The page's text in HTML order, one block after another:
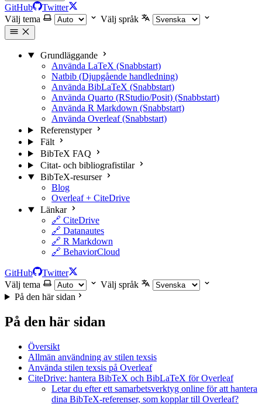
GitHub
Twitter
Välj tema
Välj språk
Grundläggande
Använda LaTeX (Snabbstart)
Natbib (Djupgående handledning)
Använda BibLaTeX (Snabbstart)
Använda Quarto (RStudio/Posit) (Snabbstart)
Använda R Markdown (Snabbstart)
Använda Overleaf (Snabbstart)
Referenstyper
Fält
BibTeX FAQ
Citat- och bibliografistilar
BibTeX-resurser
Blog
Overleaf + CiteDrive
Länkar
🔗 CiteDrive
🔗 Datanautes
🔗 R Markdown
🔗 BehaviorCloud
GitHub
Twitter
Välj tema
Välj språk
På den här sidan
På den här sidan
Översikt
Allmän användning av stilen texsis
Använda stilen texsis på Overleaf
CiteDrive: hantera BibTeX och BibLaTeX för Overleaf
Letar du efter ett samarbetsverktyg online för att hantera
dina BibTeX-referenser, som kopplar till Overleaf?